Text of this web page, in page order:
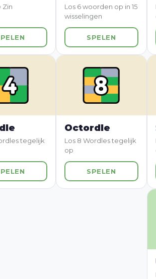
Zin
Los 6 woorden op in 15
wisselingen
SPELEN
tegelijk
Octordle
Los 8 Wordles tegelijk
op
SPELEN